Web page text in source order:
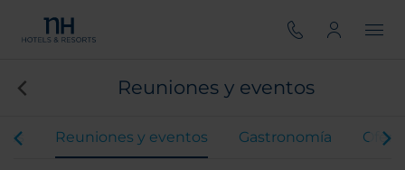
Reuniones y eventos
Reuniones y eventos Gastronomía